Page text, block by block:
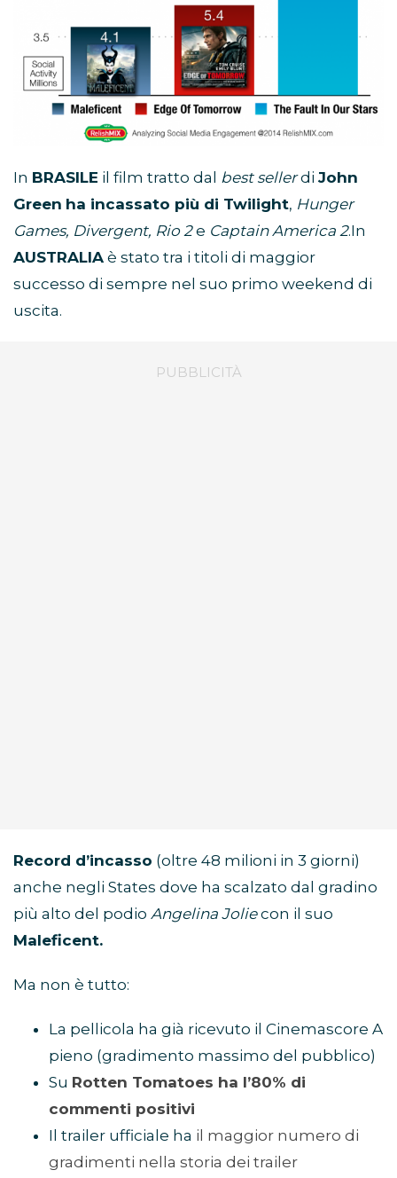
In BRASILE il film tratto dal best sellerdi John
Green ha incassato più di Twilight, Hunger
Games, Divergent, Rio 2e Captain America 2.In
AUSTRALIA è stato tra i titoli di maggior
successo di sempre nel suo primo weekend di
uscita.
Record d’incasso (oltre 48 milioni in 3 giorni)
anche negli States dove ha scalzato dal gradino
più alto del podio Angelina Joliecon il suo
Maleficent.
Ma non è tutto:
La pellicola ha già ricevuto il Cinemascore A
pieno (gradimento massimo del pubblico)
Su Rotten Tomatoes ha l’80% di
commenti positivi
Il trailer ufficiale ha il maggior numero di
gradimenti nella storia dei trailer